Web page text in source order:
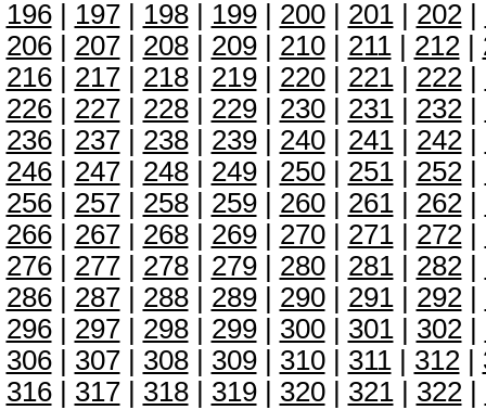
196| 197| 198| 199| 200| 201| 202|
206| 207| 208| 209| 210| 211| 212|
216| 217| 218| 219| 220| 221| 222|
226| 227| 228| 229| 230| 231| 232|
236| 237| 238| 239| 240| 241| 242|
246| 247| 248| 249| 250| 251| 252|
256| 257| 258| 259| 260| 261| 262|
266| 267| 268| 269| 270| 271| 272|
276| 277| 278| 279| 280| 281| 282|
286| 287| 288| 289| 290| 291| 292|
296| 297| 298| 299| 300| 301| 302|
306| 307| 308| 309| 310| 311| 312|
316| 317| 318| 319| 320| 321| 322|